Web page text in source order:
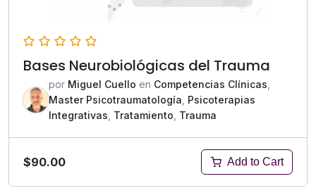
Bases Neurobiológicas del Trauma
por Miguel Cuello en Competencias Clínicas
Master Psicotraumatología Psicoterapias
Integrativas Tratamiento Trauma
$90.00 Add to Cart